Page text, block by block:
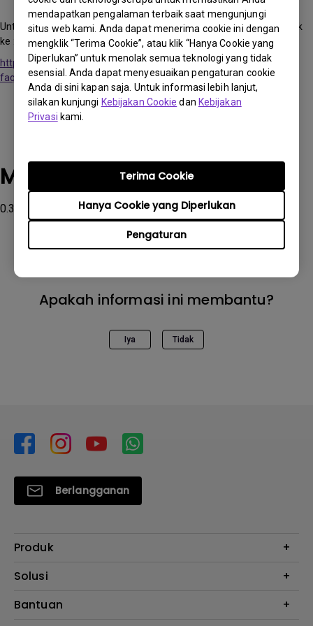
mendapatkan pengalaman terbaik saat mengunjungi
situs web kami. Anda dapat menerima cookie ini dengan
mengklik “Terima Cookie”, atau klik “Hanya Cookie yang
Diperlukan” untuk menolak semua teknologi yang tidak
esensial. Anda dapat menyesuaikan pengaturan cookie
Anda di sini kapan saja. Untuk informasi lebih lanjut,
silakan kunjungi Kebijakan Cookie dan Kebijakan
Privasi kami.
Pengaturan
Hanya Cookie yang Diperlukan
Terima Cookie
Untuk lebih jelasnya tentang peningkatan firmware silakan merujuk
ke :
https://www.benq.com/en-us/support/downloads-
faq/faq/product/application/projector-faq-kn-00067.html
Model yang Berlaku
0.3 WALL MOUNT-WM03G2, GS50, W4000i
Apakah informasi ini membantu?
Iya Tidak
Berlangganan
Produk
Proyektor
Monitor Arm
Solusi
E-Sports
Bantuan